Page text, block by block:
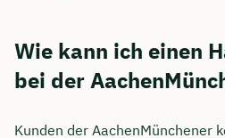
Wie kann ich einen
bei der
Kunden der AachenMünchener